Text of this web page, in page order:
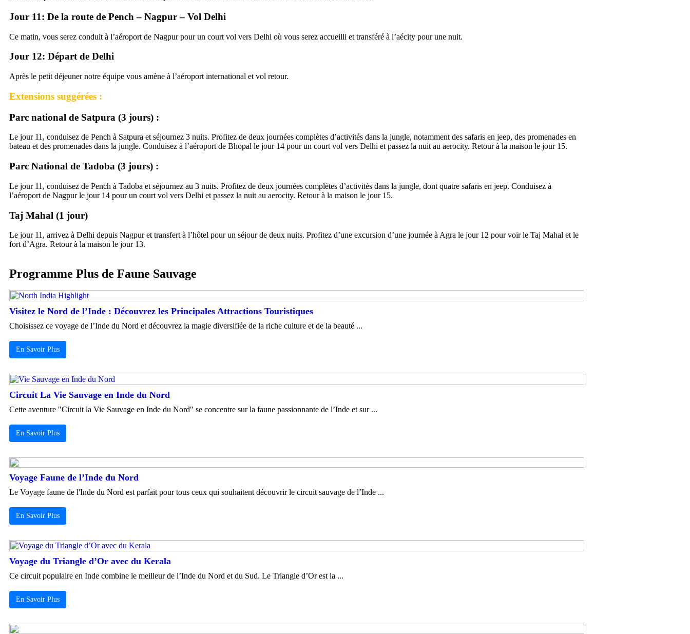
Jour 11: De la route de Pench – Nagpur – Vol Delhi
Ce matin, vous serez conduit à l’aéroport de Nagpur pour un court vol vers Delhi où vous serez accueilli et transféré à l’aécity pour une nuit.
Jour 12: Départ de Delhi
Après le petit déjeuner notre équipe vous amène à l’aéroport international et vol retour.
Extensions suggérées :
Parc national de Satpura (3 jours) :
Le jour 11, conduisez de Pench à Satpura et séjournez 3 nuits. Profitez de deux journées complètes d’activités dans la jungle, notamment des safaris en jeep, des promenades en
bateau et des promenades dans la jungle. Conduisez à l’aéroport de Bhopal le jour 14 pour un court vol vers Delhi et passez la nuit au aerocity. Retour à la maison le jour 15.
Parc National de Tadoba (3 jours) :
Le jour 11, conduisez de Pench à Tadoba et séjournez au 3 nuits. Profitez de deux journées complètes d’activités dans la jungle, dont quatre safaris en jeep. Conduisez à
l’aéroport de Nagpur le jour 14 pour un court vol vers Delhi et passez la nuit au aerocity. Retour à la maison le jour 15.
Taj Mahal (1 jour)
Le jour 11, arrivez à Delhi depuis Nagpur et transfert à l’hôtel pour un séjour de deux nuits. Profitez d’une excursion d’une journée à Agra le jour 12 pour voir le Taj Mahal et le
fort d’Agra. Retour à la maison le jour 13.
Programme Plus de Faune Sauvage
Visitez le Nord de l’Inde : Découvrez les Principales Attractions Touristiques
Choisissez ce voyage de l’Inde du Nord et découvrez la magie diversifiée de la riche culture et de la beauté ...
En Savoir Plus
Circuit La Vie Sauvage en Inde du Nord
Cette aventure "Circuit la Vie Sauvage en Inde du Nord" se concentre sur la faune passionnante de l’Inde et sur ...
En Savoir Plus
Voyage Faune de l’Inde du Nord
Le Voyage faune de l'Inde du Nord est parfait pour tous ceux qui souhaitent découvrir le circuit sauvage de l’Inde ...
En Savoir Plus
Voyage du Triangle d’Or avec du Kerala
Ce circuit populaire en Inde combine le meilleur de l’Inde du Nord et du Sud. Le Triangle d’Or est la ...
En Savoir Plus